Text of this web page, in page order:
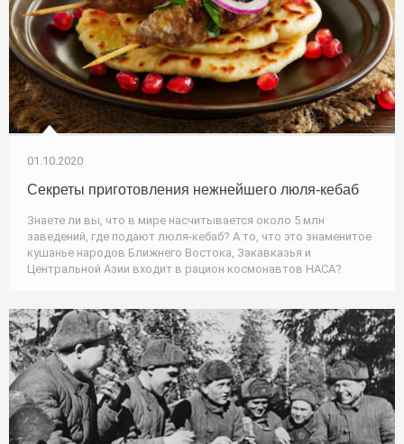
01.10.2020
Секреты приготовления нежнейшего люля-кебаб
Знаете ли вы, что в мире насчитывается около 5 млн
заведений, где подают люля-кебаб? А то, что это знаменитое
кушанье народов Ближнего Востока, Закавказья и
Центральной Азии входит в рацион космонавтов НАСА?